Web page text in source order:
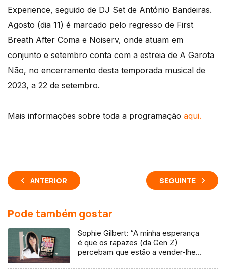
Experience, seguido de DJ Set de António Bandeiras.
Agosto (dia 11) é marcado pelo regresso de First
Breath After Coma e Noiserv, onde atuam em
conjunto e setembro conta com a estreia de A Garota
Não, no encerramento desta temporada musical de
2023, a 22 de setembro.
Mais informações sobre toda a programação aqui.
ANTERIOR SEGUINTE
Pode também gostar
Sophie Gilbert: “A minha esperança
é que os rapazes (da Gen Z)
percebam que estão a vender-lhes